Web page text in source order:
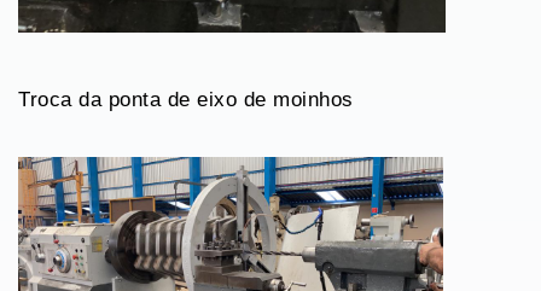
Troca da ponta de eixo de moinhos